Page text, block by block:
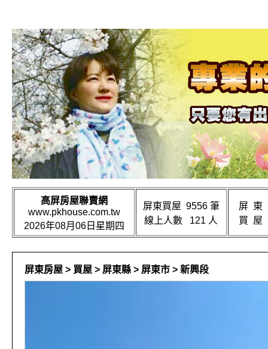
高屏房屋聯賣網
www.pkhouse.com.tw
2026年08月06日星期四
屏東買屋 9556 筆
線上人數 121 人
屏 東
買 屋
屏東房屋 > 買屋 > 屏東縣 > 屏東市 > 新興段